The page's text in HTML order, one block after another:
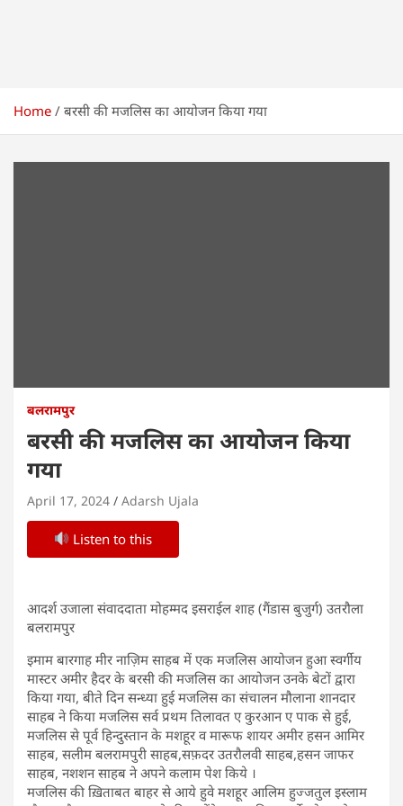
Home बरसी की मजलिस का आयोजन किया गया
बलरामपुर
बरसी की मजलिस का आयोजन किया
गया
April 17, 2024 Adarsh Ujala
Listen to this
आदर्श उजाला संवाददाता मोहम्मद इसराईल शाह (गैंडास बुजुर्ग) उतरौला
बलरामपुर
इमाम बारगाह मीर नाज़िम साहब में एक मजलिस आयोजन हुआ स्वर्गीय
मास्टर अमीर हैदर के बरसी की मजलिस का आयोजन उनके बेटों द्वारा
किया गया, बीते दिन सन्ध्या हुई मजलिस का संचालन मौलाना शानदार
साहब ने किया मजलिस सर्व प्रथम तिलावत ए कुरआन ए पाक से हुई,
मजलिस से पूर्व हिन्दुस्तान के मशहूर व मारूफ शायर अमीर हसन आमिर
साहब, सलीम बलरामपुरी साहब,सफ़दर उतरौलवी साहब,हसन जाफर
साहब, नशशन साहब ने अपने कलाम पेश किये ।
मजलिस की ख़िताबत बाहर से आये हुवे मशहूर आलिम हुज्जतुल इस्लाम